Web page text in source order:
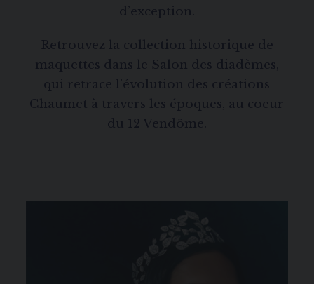
d’exception.
Retrouvez la collection historique de
maquettes dans le Salon des diadèmes,
qui retrace l’évolution des créations
Chaumet à travers les époques, au coeur
du 12 Vendôme.